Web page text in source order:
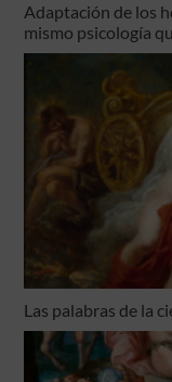
Adaptación de los
mismo psicología
Las palabras de la